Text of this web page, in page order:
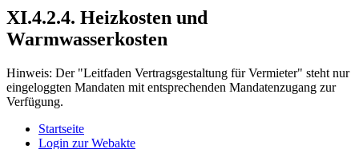
XI.4.2.4. Heizkosten und
Warmwasserkosten
Hinweis: Der "Leitfaden Vertragsgestaltung für Vermieter" steht nur
eingeloggten Mandaten mit entsprechenden Mandatenzugang zur
Verfügung.
Startseite
Login zur Webakte